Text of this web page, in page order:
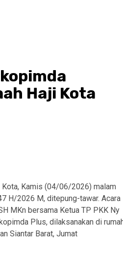
Haji Kota
Kamis (04/06/2026) malam
H/2026 M, ditepung-tawar. Acara
MKn bersama Ketua TP PKK Ny
Plus, dilaksanakan di
Siantar Barat, Jumat